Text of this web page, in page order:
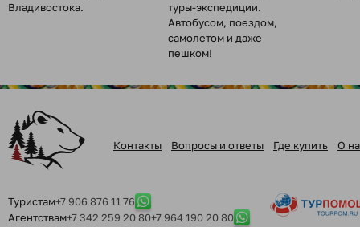
Владивостока.
туры-экспедиции.
Автобусом, поездом,
самолетом и даже
пешком!
Контакты Вопросы и ответы Где купить О
Туристам+7 906 876 11 76
Агентствам+7 342 259 20 80+7 964 190 20 80